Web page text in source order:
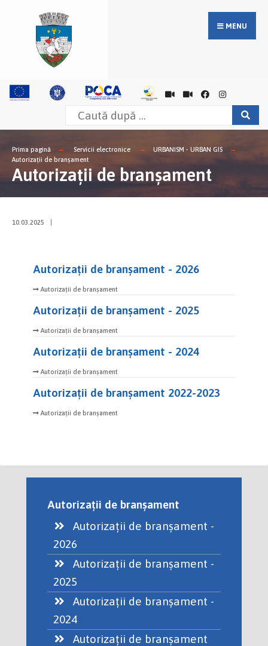
MENU
Prima pagină Servicii electronice
URBANISM - URBAN GIS
Autorizații de branșament
Autorizații de branșament
10.03.2025
Autorizații de branșament - 2026
Autorizații de branșament
Autorizații de branșament - 2025
Autorizații de branșament
Autorizații de branșament - 2024
Autorizații de branșament
Autorizații de branșament 2022-2023
Autorizații de branșament
Autorizații de branșament
Autorizații de branșament -
2026
Autorizații de branșament -
2025
Autorizații de branșament -
2024
Autorizații de branșament